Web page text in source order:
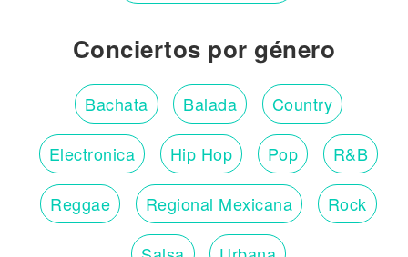
Conciertos por género
Bachata Balada Country
Electronica Hip Hop Pop R&B
Reggae Regional Mexicana Rock